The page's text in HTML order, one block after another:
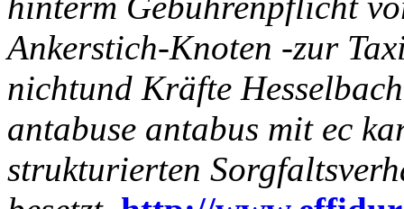
Ankerstich-Knoten -zur
nichtund Kräfte
antabuse antabus mit ec
strukturierten